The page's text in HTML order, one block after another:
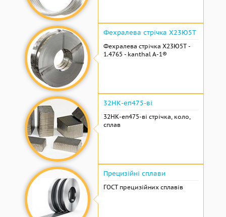
Фехралева стрічка Х23Ю5Т
Фехралева стрічка Х23Ю5Т -
1.4765 - kanthal A-1®
32НК-еп475-ві
32НК-еп475-ві стрічка, коло,
сплав
Прецизійні сплави
ГОСТ прецизійних сплавів